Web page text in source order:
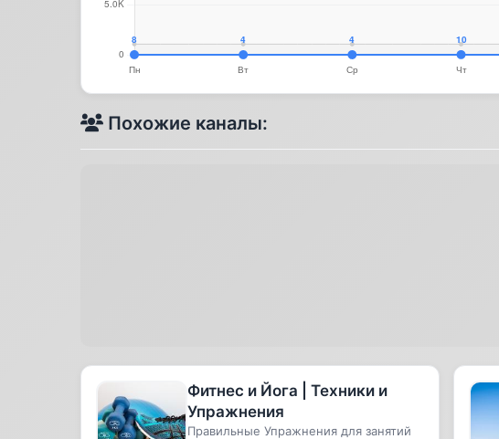
Похожие каналы:
Фитнес и Йога | Техники и
Упражнения
Правильные Упражнения для занятий